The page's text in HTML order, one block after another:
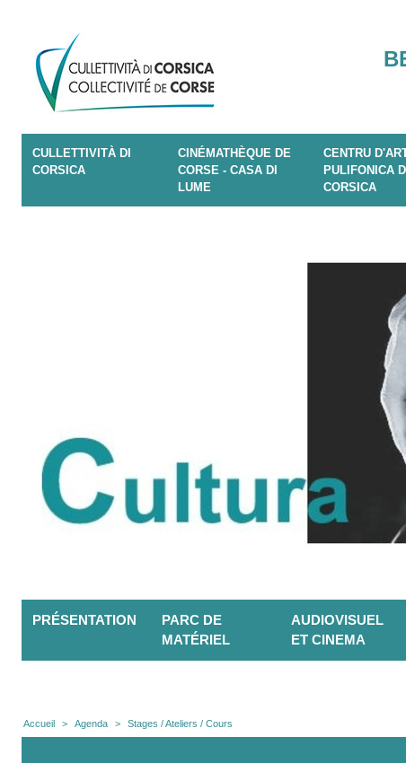
CULLETTIVITÀ DI
CORSICA
CINÉMATHÈQUE DE
CORSE - CASA DI
LUME
CENTRU
PULIFONICA DI
CORSICA
PRÉSENTATION
PARC DE
MATÉRIEL
AUDIOVISUEL
ET CINEMA
Accueil > Agenda > Stages / Ateliers / Cours